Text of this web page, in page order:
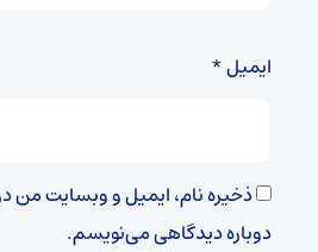
ایمیل*
ذخیره نام، ایمیل و وبسایت من
دوباره دیدگاهی می‌نویسم.